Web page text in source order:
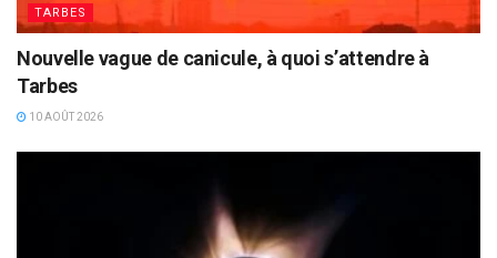
TARBES
Nouvelle vague de canicule, à quoi s’attendre à
Tarbes
10 AOÛT 2026